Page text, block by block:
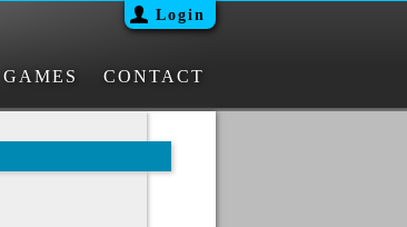
Login
GAMES CONTACT